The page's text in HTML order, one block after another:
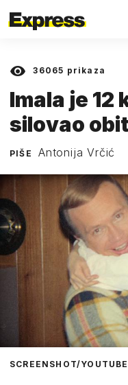
36065 prikaza
Imala je 12
silovao
PIŠE Antonija Vrčić
SCREENSHOT/YOUTUBE